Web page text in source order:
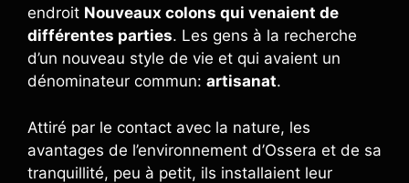
endroit Nouveaux colons qui venaient de
différentes parties. Les gens à la recherche
d’un nouveau style de vie et qui avaient un
dénominateur commun: artisanat.
Attiré par le contact avec la nature, les
avantages de l’environnement d’Ossera et de sa
tranquillité, peu à petit, ils installaient leur